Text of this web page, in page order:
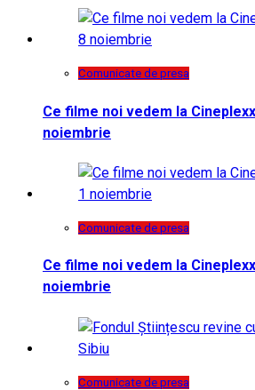
Comunicate de presa
Ce filme noi vedem la
noiembrie
Comunicate de presa
Ce filme noi vedem la
noiembrie
Comunicate de presa